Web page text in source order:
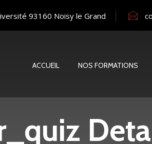
93160 Noisy le Grand
ACCUEIL NOS FORMATIONS